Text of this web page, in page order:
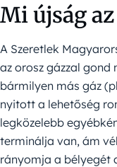
Mi újság
A Szeretlek
az orosz gázzal gond
bármilyen más gáz
nyitott a lehetőség
legközelebb
terminálja van, ám
rányomja a bélyegét